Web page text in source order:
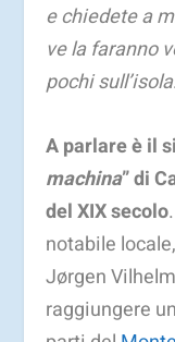
e chiedete a
ve la faranno
pochi sull’isola
A parlare è il
machina” di
del XIX secolo
notabile
Jørgen
raggiungere